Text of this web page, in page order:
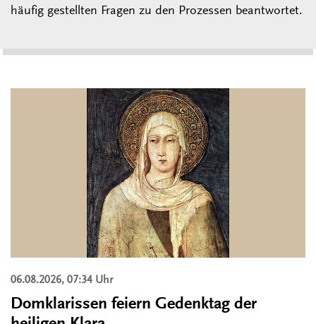
häufig gestellten Fragen zu den Prozessen beantwortet.
06.08.2026, 07:34 Uhr
Domklarissen feiern Gedenktag der